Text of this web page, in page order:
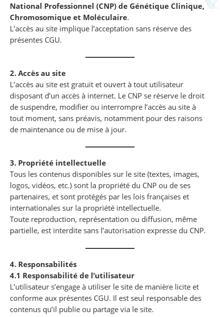
National Professionnel (CNP) de Génétique Clinique,
Chromosomique et Moléculaire.
L’accès au site implique l’acceptation sans réserve des
présentes CGU.
2. Accès au site
L’accès au site est gratuit et ouvert à tout utilisateur
disposant d’un accès à internet. Le CNP se réserve le droit
de suspendre, modifier ou interrompre l’accès au site à
tout moment, sans préavis, notamment pour des raisons
de maintenance ou de mise à jour.
3. Propriété intellectuelle
Tous les contenus disponibles sur le site (textes, images,
logos, vidéos, etc.) sont la propriété du CNP ou de ses
partenaires, et sont protégés par les lois françaises et
internationales sur la propriété intellectuelle.
Toute reproduction, représentation ou diffusion, même
partielle, est interdite sans l’autorisation expresse du CNP.
4. Responsabilités
4.1 Responsabilité de l’utilisateur
L’utilisateur s’engage à utiliser le site de manière licite et
conforme aux présentes CGU. Il est seul responsable des
contenus qu’il publie ou partage via le site.